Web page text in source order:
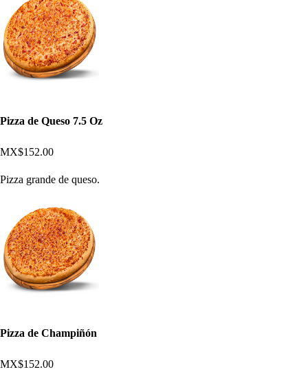
Pizza de Queso 7.5 Oz
MX$152.00
Pizza grande de queso.
Pizza de Champiñón
MX$152.00